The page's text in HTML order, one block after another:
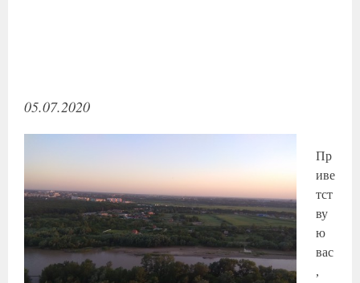
05.07.2020
Пр
иве
тст
ву
ю
вас
,